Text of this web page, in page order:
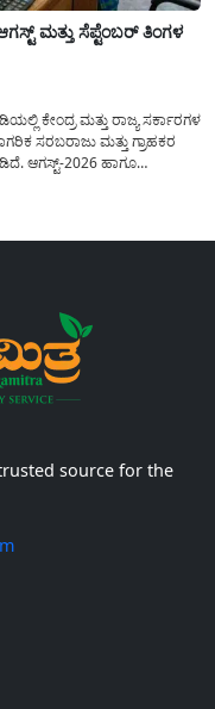
ಮತ್ತು ಸೆಪ್ಟೆಂಬರ್ ತಿಂಗಳ
ಕೇಂದ್ರ ಮತ್ತು ರಾಜ್ಯ ಸರ್ಕಾರಗಳ
ಸರಬರಾಜು ಮತ್ತು ಗ್ರಾಹಕರ
ಆಗಸ್ಟ್-2026 ಹಾಗೂ
source for the